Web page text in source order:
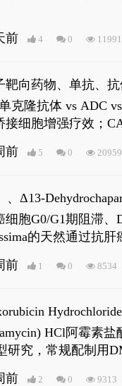
前 4 0 11991
靶向药物、单抗、
克隆抗体 vs ADC
细胞增强疗效；
前 5 0 20959
、Δ13-
胞G0/G1期阻滞
的天然通过抗
(AR-FL)和
前 1 0 8534
HCl阿霉素
研究，常规配制用
前 2 0 9313